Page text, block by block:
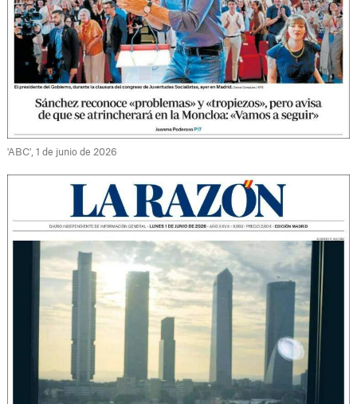
'ABC', 1 de junio de 2026